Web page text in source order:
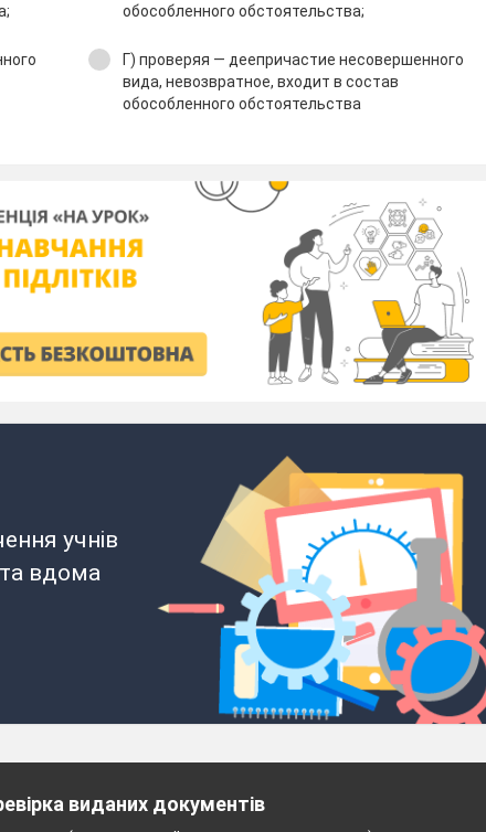
обособленного обстоятельства;
Г) проверяя — деепричастие несовершенного
вида, невозвратное, входит в состав
обособленного обстоятельства
учнів
та вдома
виданих документів